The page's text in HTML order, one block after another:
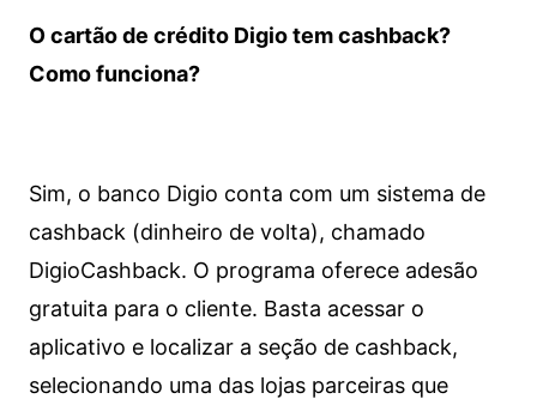
O cartão de crédito Digio tem cashback?
Como funciona?
Sim, o banco Digio conta com um sistema de
cashback (dinheiro de volta), chamado
DigioCashback. O programa oferece adesão
gratuita para o cliente. Basta acessar o
aplicativo e localizar a seção de cashback,
selecionando uma das lojas parceiras que